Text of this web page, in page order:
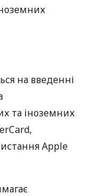
на введенні
та іноземних
Apple